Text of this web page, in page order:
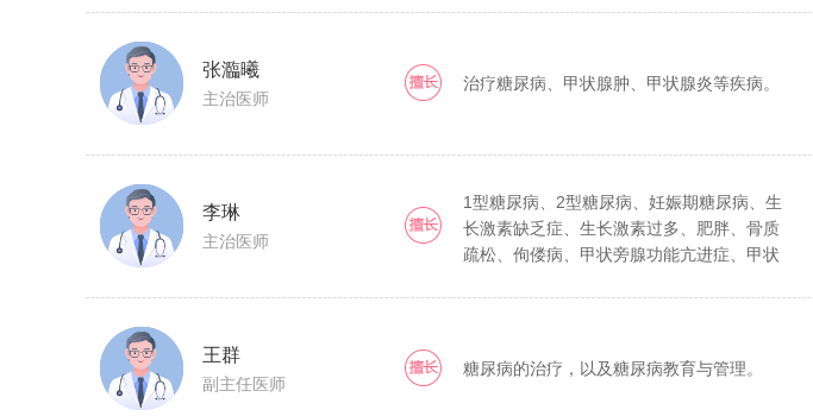
张瀶曦
主治医师
治疗糖尿病、甲状腺肿、甲状腺炎等疾病。
李琳
主治医师
1型糖尿病、2型糖尿病、妊娠期糖尿病、生
长激素缺乏症、生长激素过多、肥胖、骨质
疏松、佝偻病、甲状旁腺功能亢进症、甲状
王群
副主任医师
糖尿病的治疗，以及糖尿病教育与管理。